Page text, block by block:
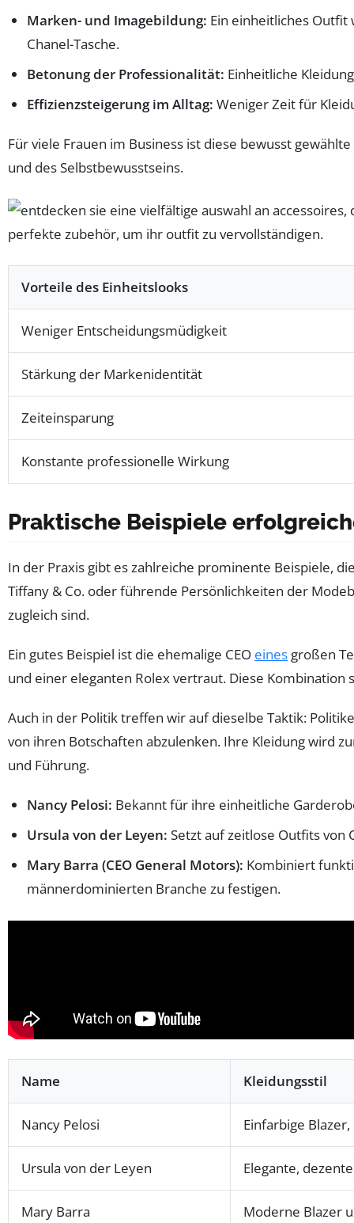
Marken- und Imagebildung: Ein einheitliches Outfit
Chanel-Tasche.
Betonung der Professionalität: Einheitliche
Effizienzsteigerung im Alltag: Weniger Zeit für
Für viele Frauen im Business ist diese bewusst
und des Selbstbewusstseins.
Vorteile des Einheitslooks
Weniger Entscheidungsmüdigkeit
Stärkung der Markenidentität
Zeiteinsparung
Konstante professionelle Wirkung
Praktische Beispiele
In der Praxis gibt es zahlreiche prominente Beispiele,
Tiffany & Co. oder führende Persönlichkeiten der
zugleich sind.
Ein gutes Beispiel ist die ehemalige CEO eines großen
und einer eleganten Rolex vertraut. Diese
Auch in der Politik treffen wir auf dieselbe Taktik:
von ihren Botschaften abzulenken. Ihre Kleidung wird
und Führung.
Nancy Pelosi: Bekannt für ihre einheitliche
Ursula von der Leyen: Setzt auf zeitlose Outfits von
Mary Barra (CEO General Motors): Kombiniert
männerdominierten Branche zu festigen.
Name Kleidungsstil
Nancy Pelosi Einfarbige
Ursula von der Leyen Elegante,
Mary Barra Moderne Blazer